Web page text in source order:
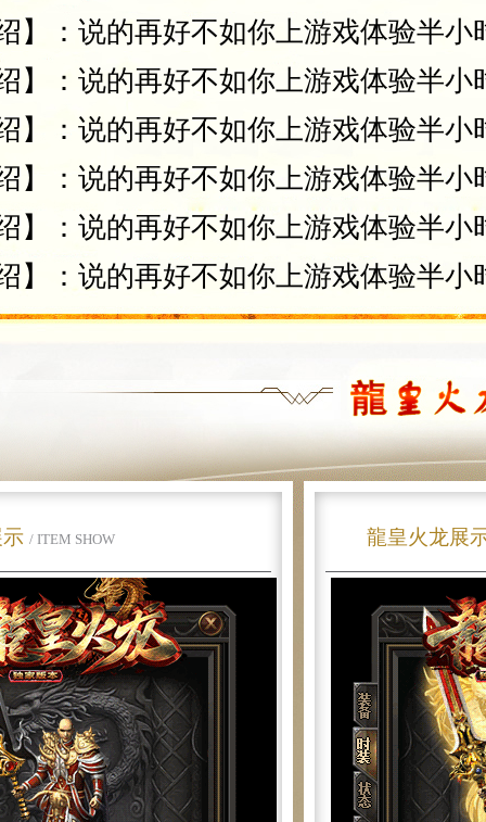
】：说的再好不如你上游戏体验半
】：说的再好不如你上游戏体验半
】：说的再好不如你上游戏体验半
】：说的再好不如你上游戏体验半
】：说的再好不如你上游戏体验半
】：说的再好不如你上游戏体验半
/ ITEM SHOW 龍皇火龙展